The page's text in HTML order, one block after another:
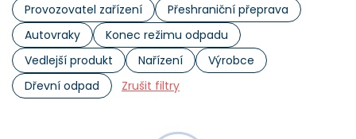
Provozovatel zařízení
Přeshraniční přeprava
Autovraky
Konec režimu odpadu
Vedlejší produkt
Nařízení
Výrobce
Dřevní odpad
Zrušit filtry